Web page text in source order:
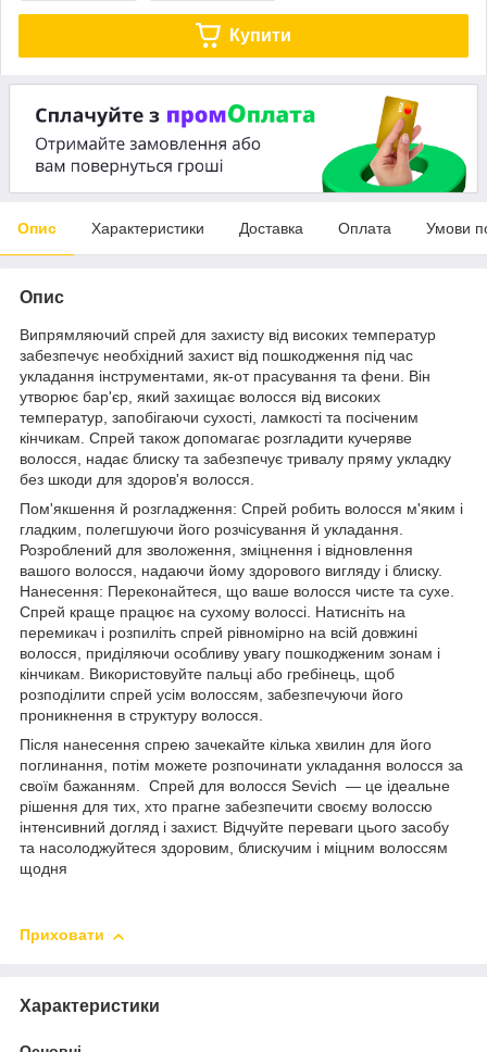
Купити
Опис Характеристики Доставка Оплата Умови
Опис
Випрямляючий спрей для захисту від високих температур
забезпечує необхідний захист від пошкодження під час
укладання інструментами, як-от прасування та фени. Він
утворює бар'єр, який захищає волосся від високих
температур, запобігаючи сухості, ламкості та посіченим
кінчикам. Спрей також допомагає розгладити кучеряве
волосся, надає блиску та забезпечує тривалу пряму укладку
без шкоди для здоров'я волосся.
Пом'якшення й розгладження: Спрей робить волосся м'яким і
гладким, полегшуючи його розчісування й укладання.
Розроблений для зволоження, зміцнення і відновлення
вашого волосся, надаючи йому здорового вигляду і блиску.
Нанесення: Переконайтеся, що ваше волосся чисте та сухе.
Спрей краще працює на сухому волоссі. Натисніть на
перемикач і розпиліть спрей рівномірно на всій довжині
волосся, приділяючи особливу увагу пошкодженим зонам і
кінчикам. Використовуйте пальці або гребінець, щоб
розподілити спрей усім волоссям, забезпечуючи його
проникнення в структуру волосся.
Після нанесення спрею зачекайте кілька хвилин для його
поглинання, потім можете розпочинати укладання волосся за
своїм бажанням. Спрей для волосся Sevich — це ідеальне
рішення для тих, хто прагне забезпечити своєму волоссю
інтенсивний догляд і захист. Відчуйте переваги цього засобу
та насолоджуйтеся здоровим, блискучим і міцним волоссям
щодня
Приховати
Характеристики